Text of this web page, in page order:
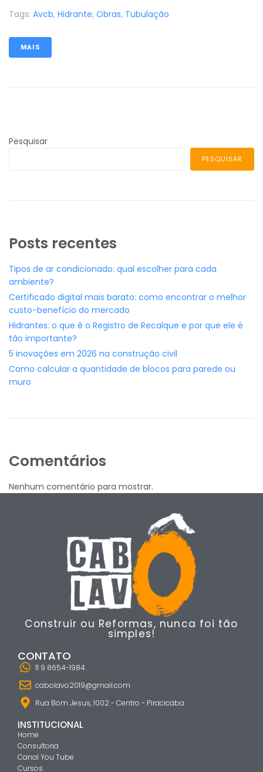
Tags: Avcb, Hidrante, Obras, Tubulação
MAIS
Pesquisar
PESQUISAR
Posts recentes
Tipos de ar condicionado: qual escolher para cada
ambiente?
Certificado digital mais barato: como encontrar o melhor
custo-benefício do mercado
Hidrantes: o que é o Registro de Recalque e por que ele é
tão importante?
5 inovações em 2026 na construção civil
Como calcular a quantidade de blocos para parede ou
muro
Comentários
Nenhum comentário para mostrar.
Construir ou Reformas, nunca foi tão
simples!
CONTATO
11 9 8654-1984
cabolavo2019@gmail.com
Rua Bom Jesus, 1002 - Centro - Piracicaba
INSTITUCIONAL
Home
Consultoria
Canal You Tube
Cursos